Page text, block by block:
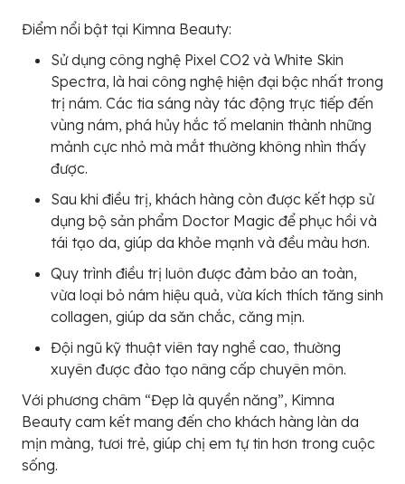
Điểm nổi bật tại Kimna Beauty:
Sử dụng công nghệ Pixel CO2 và White Skin
Spectra, là hai công nghệ hiện đại bậc nhất trong
trị nám. Các tia sáng này tác động trực tiếp đến
vùng nám, phá hủy hắc tố melanin thành những
mảnh cực nhỏ mà mắt thường không nhìn thấy
được.
Sau khi điều trị, khách hàng còn được kết hợp sử
dụng bộ sản phẩm Doctor Magic để phục hồi và
tái tạo da, giúp da khỏe mạnh và đều màu hơn.
Quy trình điều trị luôn được đảm bảo an toàn,
vừa loại bỏ nám hiệu quả, vừa kích thích tăng sinh
collagen, giúp da săn chắc, căng mịn.
Đội ngũ kỹ thuật viên tay nghề cao, thường
xuyên được đào tạo nâng cấp chuyên môn.
Với phương châm “Đẹp là quyền năng”, Kimna
Beauty cam kết mang đến cho khách hàng làn da
mịn màng, tươi trẻ, giúp chị em tự tin hơn trong cuộc
sống.